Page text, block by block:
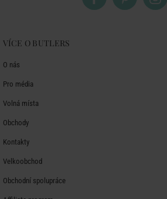
VÍCE O BUTLERS
O nás
Pro média
Volná místa
Obchody
Kontakty
Velkoobchod
Obchodní spolupráce